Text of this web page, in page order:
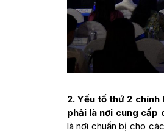
2. Yếu tố thứ 2
phải là nơi cung cấp
là nơi chuẩn bị cho